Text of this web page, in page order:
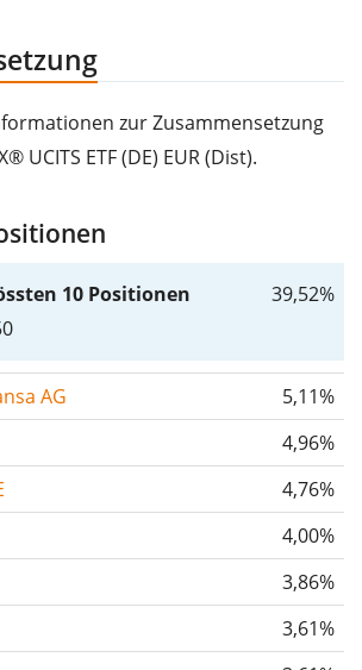
zur Zusammensetzung
UCITS ETF (DE) EUR (Dist).
10 Positionen
39,52%
AG
5,11%
4,96%
4,76%
4,00%
3,86%
3,61%